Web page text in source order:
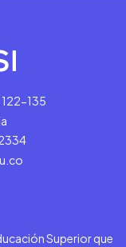
122-135
Superior que